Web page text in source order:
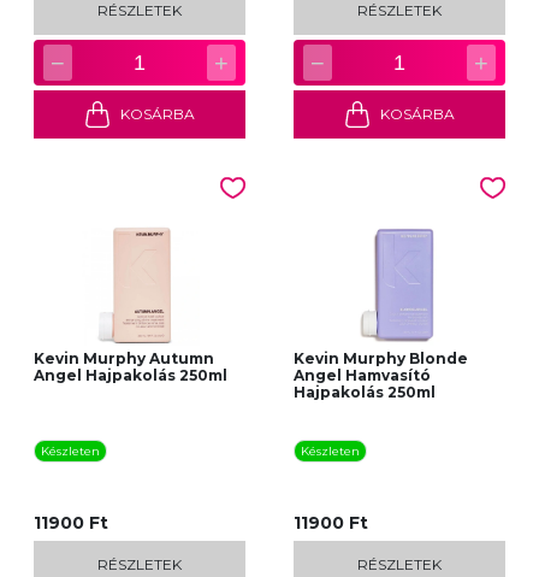
RÉSZLETEK
− 1 +
KOSÁRBA
RÉSZLETEK
− 1 +
KOSÁRBA
Kevin Murphy Autumn
Angel Hajpakolás 250ml
Készleten
11900 Ft
RÉSZLETEK
Kevin Murphy Blonde
Angel Hamvasító
Hajpakolás 250ml
Készleten
11900 Ft
RÉSZLETEK